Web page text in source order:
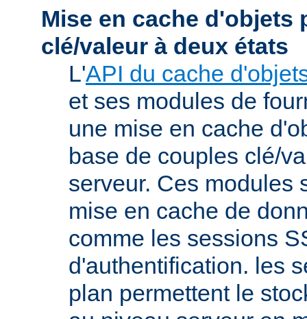
Mise en cache d'objets
clé/valeur à deux états
L'API du cache
et ses modules de
une mise en cache
base de couples clé/
serveur. Ces modules
mise en cache de
comme les sessions
d'authentification. les
plan permettent le